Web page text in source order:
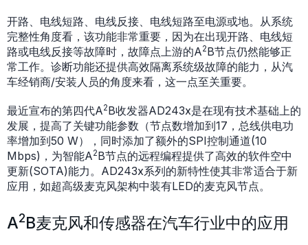
开路、电线短路、电线反接、电线短路至电源或地。从系统
完整性角度看，该功能非常重要，因为在出现开路、电线短
路或电线反接等故障时，故障点上游的A2B节点仍然能够正
常工作。诊断功能还提供高效隔离系统级故障的能力，从汽
车经销商/安装人员的角度来看，这一点至关重要。
最近宣布的第四代A2B收发器AD243x是在现有技术基础上的
发展，提高了关键功能参数（节点数增加到17，总线供电功
率增加到50 W），同时添加了额外的SPI控制通道(10
Mbps)，为智能A2B节点的远程编程提供了高效的软件空中
更新(SOTA)能力。AD243x系列的新特性使其非常适合于新
应用，如超高级麦克风架构中装有LED的麦克风节点。
A2B麦克风和传感器在汽车行业中的应用